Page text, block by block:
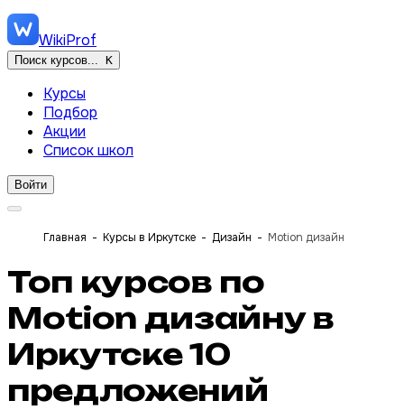
WikiProf
Поиск курсов... K
Курсы
Подбор
Акции
Список школ
Войти
Главная Курсы в Иркутске Дизайн Motion дизайн
Топ курсов по
Motion дизайну в
Иркутске10
предложений